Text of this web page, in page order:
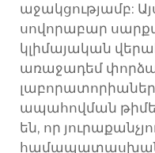
աջակցությամբ:
սովորաբար
կլիմայական
առաջադեմ
ապահովման
են, որ